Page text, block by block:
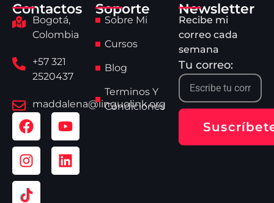
Contactos
Bogotá,
Colombia
+57 321
2520437
maddalena@linguolink.org
Soporte
Sobre Mi
Cursos
Blog
Terminos Y
Condiciones
Newsletter
Recibe mi
correo cada
semana
Tu correo: